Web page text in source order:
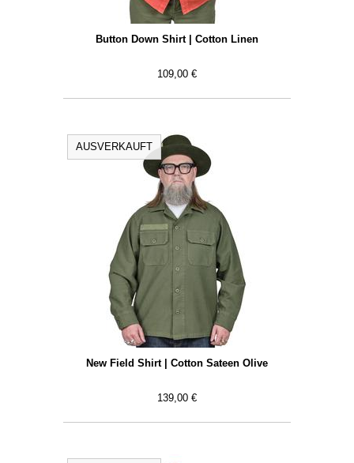
Button Down Shirt | Cotton Linen
109,00 €
AUSVERKAUFT
New Field Shirt | Cotton Sateen Olive
139,00 €